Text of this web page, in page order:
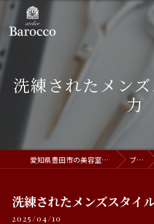
洗練されたメン
力
愛知県豊田市の美容室ならatelier Barocco ブログ
洗練されたメンズスタイ
2025/04/10